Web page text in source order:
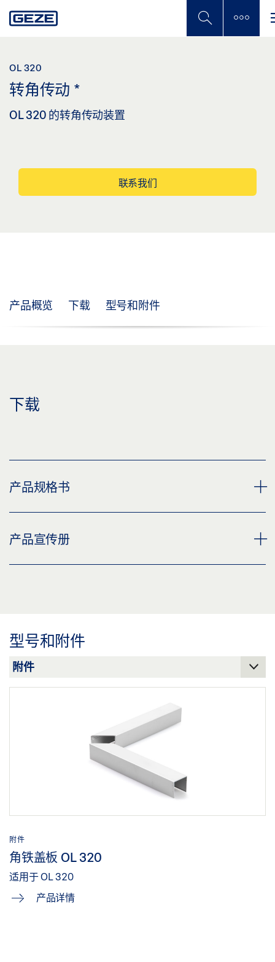
to
OL 320
转角传动 *
OL 320 的转角传动装置
联系我们
产品概览 下载 型号和附件
下载
产品规格书
转角传动 产品规格书 ZH
产品宣传册
型号和附件
附件
角铁盖板 OL 320
适用于 OL 320
产品详情